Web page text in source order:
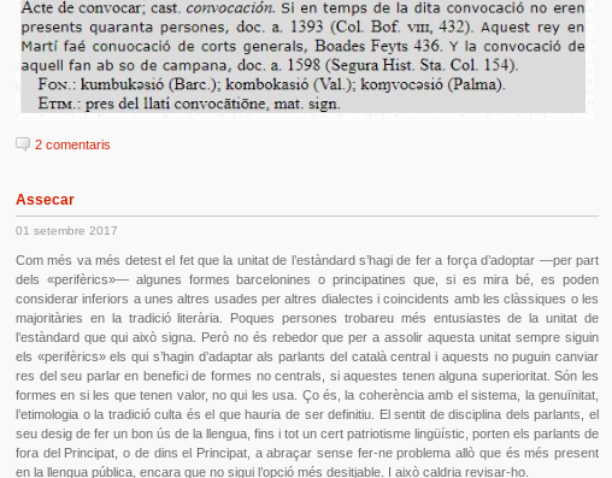
2 comentaris
Assecar
01 setembre 2017
Com més va més detest el fet que la unitat de l’estàndard s’hagi de fer a força d’adoptar —per part
dels «perifèrics»— algunes formes barcelonines o principatines que, si es mira bé, es poden
considerar inferiors a unes altres usades per altres dialectes i coincidents amb les clàssiques o les
majoritàries en la tradició literària. Poques persones trobareu més entusiastes de la unitat de
l’estàndard que qui això signa. Però no és rebedor que per a assolir aquesta unitat sempre siguin
els «perifèrics» els qui s’hagin d’adaptar als parlants del català central i aquests no puguin canviar
res del seu parlar en benefici de formes no centrals, si aquestes tenen alguna superioritat. Són les
formes en si les que tenen valor, no qui les usa. Ço és, la coherència amb el sistema, la genuïnitat,
l’etimologia o la tradició culta és el que hauria de ser definitiu. El sentit de disciplina dels parlants, el
seu desig de fer un bon ús de la llengua, fins i tot un cert patriotisme lingüístic, porten els parlants de
fora del Principat, o de dins el Principat, a abraçar sense fer-ne problema allò que és més present
en la llengua pública, encara que no sigui l’opció més desitjable. I això caldria revisar-ho.